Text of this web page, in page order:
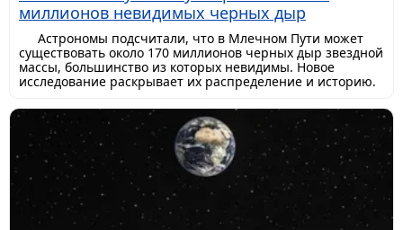
миллионов невидимых черных дыр
Астрономы подсчитали, что в Млечном Пути может
существовать около 170 миллионов черных дыр звездной
массы, большинство из которых невидимы. Новое
исследование раскрывает их распределение и историю.